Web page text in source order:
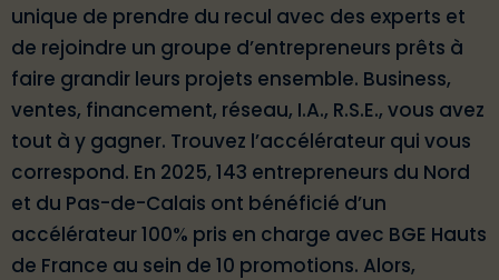
unique de prendre du recul avec des experts et
de rejoindre un groupe d’entrepreneurs prêts à
faire grandir leurs projets ensemble. Business,
ventes, financement, réseau, I.A., R.S.E., vous avez
tout à y gagner. Trouvez l’accélérateur qui vous
correspond. En 2025, 143 entrepreneurs du Nord
et du Pas-de-Calais ont bénéficié d’un
accélérateur 100% pris en charge avec BGE Hauts
de France au sein de 10 promotions. Alors,